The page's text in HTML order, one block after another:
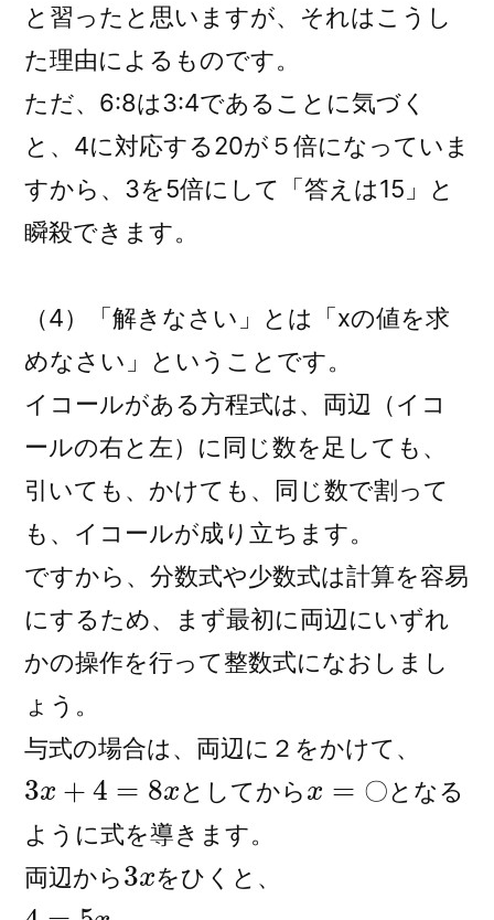
と習ったと思いますが、それはこうし
た理由によるものです。
ただ、6:8は3:4であることに気づく
と、4に対応する20が５倍になっていま
すから、3を5倍にして「答えは15」と
瞬殺できます。
（4）「解きなさい」とは「xの値を求
めなさい」ということです。
イコールがある方程式は、両辺（イコ
ールの右と左）に同じ数を足しても、
引いても、かけても、同じ数で割って
も、イコールが成り立ちます。
ですから、分数式や少数式は計算を容易
にするため、まず最初に両辺にいずれ
かの操作を行って整数式になおしまし
ょう。
与式の場合は、両辺に２をかけて、
3x + 4 =8x
としてから 〇
x= 〇
となる
ように式を導きます。
両辺から
3x
をひくと、
4=5x